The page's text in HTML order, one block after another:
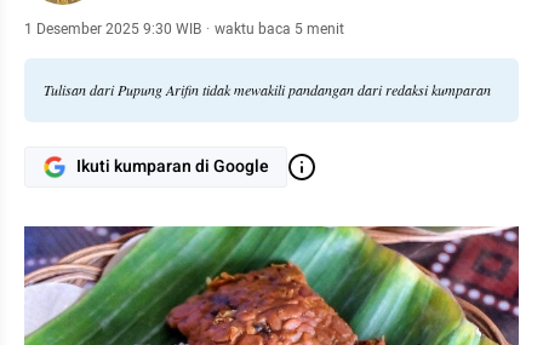
1 Desember 2025 9:30 WIB · waktu baca 5 menit
Tulisan dari Pupung Arifin tidak mewakili pandangan dari redaksi kumparan
Ikuti kumparan di Google